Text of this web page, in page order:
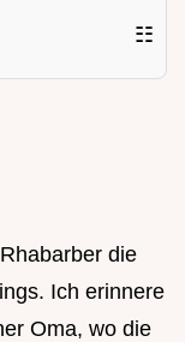
☷
die
Ich erinnere
Oma, wo die